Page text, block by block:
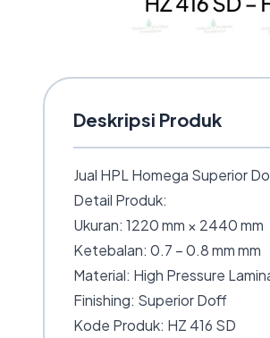
Deskripsi Produk
Jual HPL Homega Superior
Detail Produk:
Ukuran: 1220 mm × 2440 mm
Ketebalan: 0.7 – 0.8 mm mm
Material: High Pressure
Finishing: Superior Doff
Kode Produk: HZ 416 SD